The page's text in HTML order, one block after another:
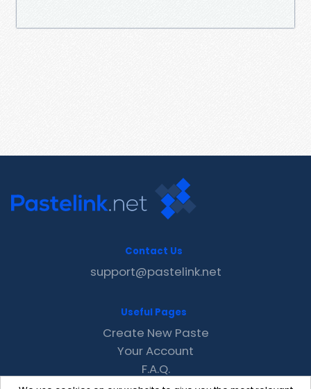
Contact Us
support@pastelink.net
Useful Pages
Create New Paste
Your Account
F.A.Q.